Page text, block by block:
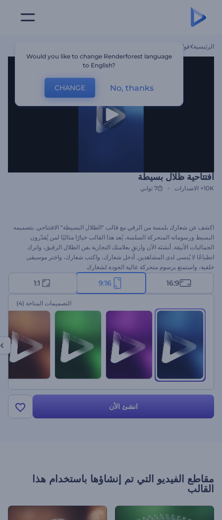
الرئيسية قوالب
افتتاحية ظلال بسيطة
10K+ الاصدارات 7 ثواني
اكشف عن شعارك بلمسة من الرقي مع قالب "الظلال البسيطة" الافتتاحي. بتصميمه
البسيط ورسوماته المتحركة السلسة، يُعد هذا القالب خيارًا مثاليًا لمن يُقدّرون
الجماليات الأنيقة. أنشئه الآن وارتقِ بعلامتك التجارية بفن الظلال الرقيق، واترك
انطباعًا لا يُنسى لدى المشاهدين. أدخل شعارك، واكتب شعارك، واختر موسيقى
خلفية، واستمتع برسوم متحركة عالية الجودة لشعارك
للعروض الترويجية للشركات، وتقديم المنتجات، وافتتاحيات العروض التقديمية،
ومقدمات وخاتمات القنوات، والعديد من المشاريع الأخرى. جرّبه الآن!
16:9
9:16
1:1
التصميمات المتاحة (4)
انشئ الأن
مقاطع الفيديو التي تم إنشاؤها باستخدام هذا
القالب
Would you like to change Renderforest language
to English?
CHANGE No, thanks